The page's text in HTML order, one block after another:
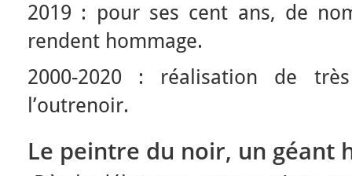
2019 : pour ses cent ans, de
rendent hommage.
2000-2020 : réalisation de
l’outrenoir.
Le peintre du noir, un géant